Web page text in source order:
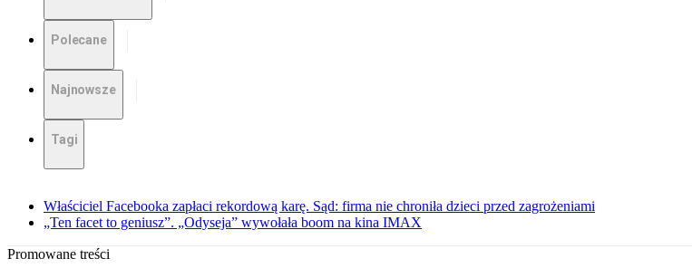
Polecane
Najnowsze
Tagi
Właściciel Facebooka zapłaci rekordową karę. Sąd: firma nie chroniła dzieci przed zagrożeniami
„Ten facet to geniusz”. „Odyseja” wywołała boom na kina IMAX
Promowane treści